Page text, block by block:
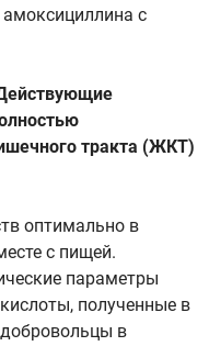
с
тракта (ЖКТ)
оптимально в
с пищей.
параметры
полученные в
в